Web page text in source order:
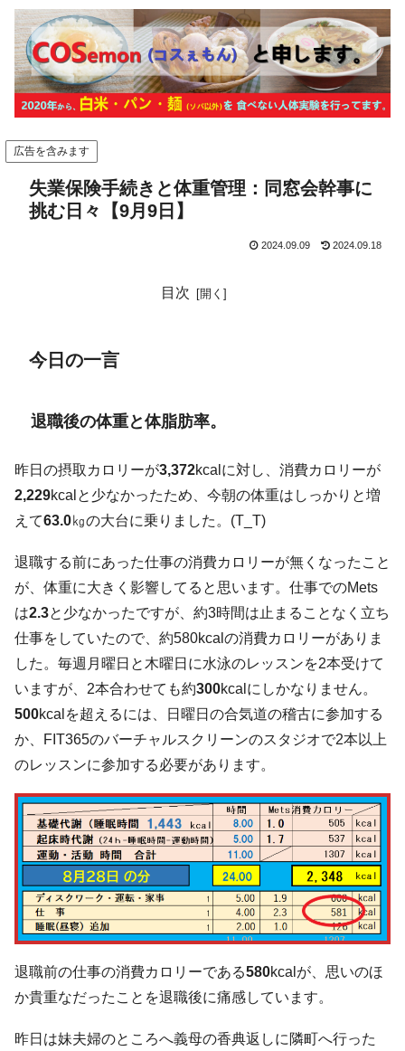
広告を含みます
失業保険手続きと体重管理：同窓会幹事に
挑む日々【9月9日】
2024.09.09 2024.09.18
目次
今日の一言
退職後の体重と体脂肪率。
昨日の摂取カロリーが3,372kcalに対し、消費カロリーが
2,229kcalと少なかったため、今朝の体重はしっかりと増
えて63.0㎏の大台に乗りました。(T_T)
退職する前にあった仕事の消費カロリーが無くなったこと
が、体重に大きく影響してると思います。仕事でのMets
は2.3と少なかったですが、約3時間は止まることなく立ち
仕事をしていたので、約580kcalの消費カロリーがありま
した。毎週月曜日と木曜日に水泳のレッスンを2本受けて
いますが、2本合わせても約300kcalにしかなりません。
500kcalを超えるには、日曜日の合気道の稽古に参加する
か、FIT365のバーチャルスクリーンのスタジオで2本以上
のレッスンに参加する必要があります。
退職前の仕事の消費カロリーである580kcalが、思いのほ
か貴重なだったことを退職後に痛感しています。
昨日は妹夫婦のところへ義母の香典返しに隣町へ行った